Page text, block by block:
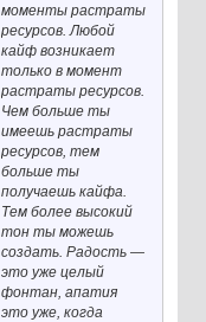
моменты растраты
ресурсов. Любой
кайф возникает
только в момент
растраты ресурсов.
Чем больше ты
имеешь растраты
ресурсов, тем
больше ты
получаешь кайфа.
Тем более высокий
тон ты можешь
создать. Радость —
это уже целый
фонтан, апатия
это уже, когда